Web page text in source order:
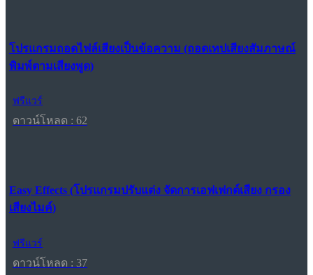
โปรแกรมถอดไฟล์เสียงเป็นข้อความ (ถอดเทปเสียงสัมภาษณ์
พิมพ์ตามเสียงพูด)
ฟรีแวร์
ดาวน์โหลด : 62
Easy Effects (โปรแกรมปรับแต่ง จัดการเอฟเฟกต์เสียง กรอง
เสียงไมค์)
ฟรีแวร์
ดาวน์โหลด : 37